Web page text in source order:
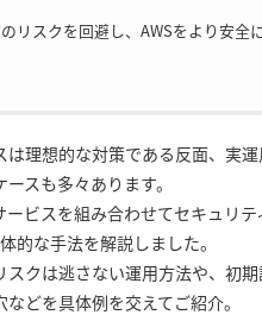
リスクを回避し、AWSをより安全
は理想的な対策である反面、実
スも多々あります。
ビスを組み合わせてセキュリ
的な手法を解説しました。
クは逃さない運用方法や、初
どを具体例を交えてご紹介。